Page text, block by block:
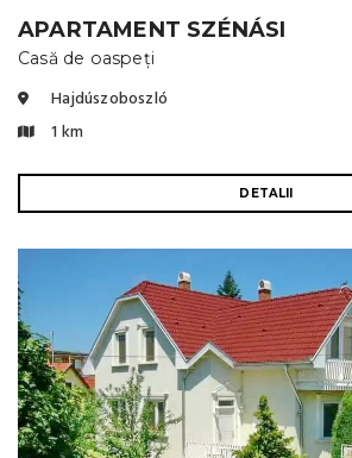
APARTAMENT SZÉNÁSI
Casă de oaspeți
Hajdúszoboszló
1 km
DETALII